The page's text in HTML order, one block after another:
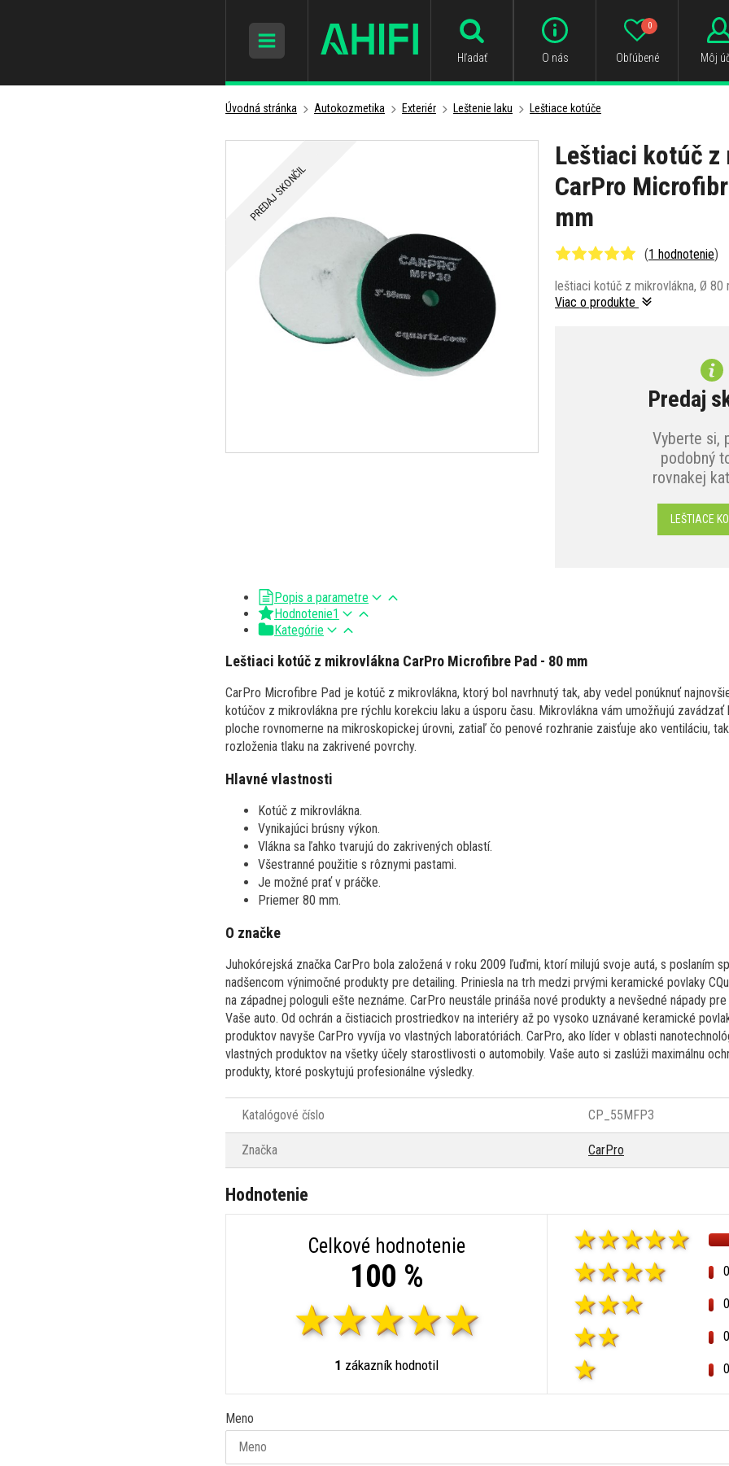
Hľadať O nás Obľúbené
0
Môj
Úvodná stránka Autokozmetika Exteriér Leštenie laku Leštiace kotúče
Leštiaci kotúč z
CarPro
mm
(1 hodnotenie)
leštiaci kotúč z mikrovlákna, Ø 80
Viac o produkte
Predaj
Vyberte si,
podobný
rovnakej
LEŠTIACE
PREDAJ SKONČIL
Popis a parametre
Hodnotenie1
Kategórie
Leštiaci kotúč z mikrovlákna CarPro Microfibre Pad - 80 mm
CarPro Microfibre Pad je kotúč z mikrovlákna, ktorý bol navrhnutý tak, aby vedel ponúknuť
kotúčov z mikrovlákna pre rýchlu korekciu laku a úsporu času. Mikrovlákna vám umožňujú
ploche rovnomerne na mikroskopickej úrovni, zatiaľ čo penové rozhranie zaisťuje ako ventiláciu,
rozloženia tlaku na zakrivené povrchy.
Hlavné vlastnosti
Kotúč z mikrovlákna.
Vynikajúci brúsny výkon.
Vlákna sa ľahko tvarujú do zakrivených oblastí.
Všestranné použitie s rôznymi pastami.
Je možné prať v práčke.
Priemer 80 mm.
O značke
Juhokórejská značka CarPro bola založená v roku 2009 ľuďmi, ktorí milujú svoje autá, s poslaním
nadšencom výnimočné produkty pre detailing. Priniesla na trh medzi prvými keramické povlaky
na západnej pologuli ešte neznáme. CarPro neustále prináša nové produkty a nevšedné nápady
Vaše auto. Od ochrán a čistiacich prostriedkov na interiéry až po vysoko uznávané keramické
produktov navyše CarPro vyvíja vo vlastných laboratóriách. CarPro, ako líder v oblasti
vlastných produktov na všetky účely starostlivosti o automobily. Vaše auto si zaslúži maximálnu
produkty, ktoré poskytujú profesionálne výsledky.
Katalógové číslo CP_55MFP3
Značka CarPro
Hodnotenie
Celkové hodnotenie
100 %
1 zákazník hodnotil
Meno